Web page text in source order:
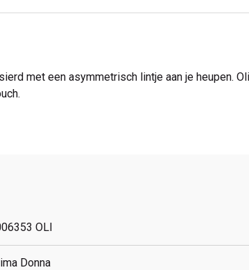
met een asymmetrisch lintje aan je heupen.
OLI
Donna